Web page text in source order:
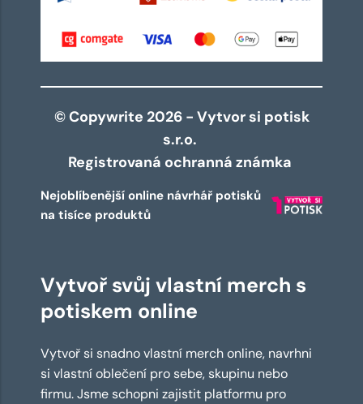
© Copywrite 2026 - Vytvor si potisk
s.r.o.
Registrovaná ochranná známka
Nejoblíbenější online návrhář potisků
na tisíce produktů
Vytvoř svůj vlastní merch s
potiskem online
Vytvoř si snadno vlastní merch online, navrhni
si vlastní oblečení pro sebe, skupinu nebo
firmu. Jsme schopni zajistit platformu pro